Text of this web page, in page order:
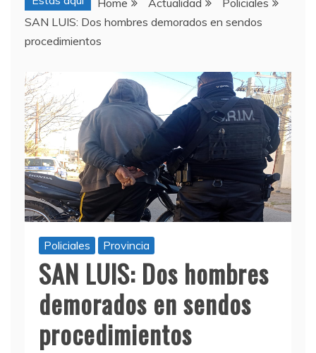
Home Actualidad
Policiales
SAN LUIS: Dos hombres demorados en sendos
procedimientos
Policiales Provincia
SAN LUIS: Dos hombres
demorados en sendos
procedimientos